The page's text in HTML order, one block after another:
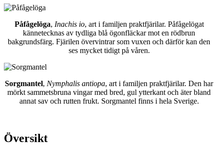
Påfågelöga, Inachis io, art i familjen praktfjärilar. Påfågelögat
kännetecknas av tydliga blå ögonfläckar mot en rödbrun
bakgrundsfärg. Fjärilen övervintrar som vuxen och därför kan den
ses mycket tidigt på våren.
Sorgmantel, Nymphalis antiopa, art i familjen praktfjärilar. Den har
mörkt sammetsbruna vingar med bred, gul ytterkant och äter bland
annat sav och rutten frukt. Sorgmantel finns i hela Sverige.
Översikt